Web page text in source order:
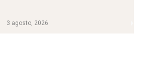
3 agosto, 2026